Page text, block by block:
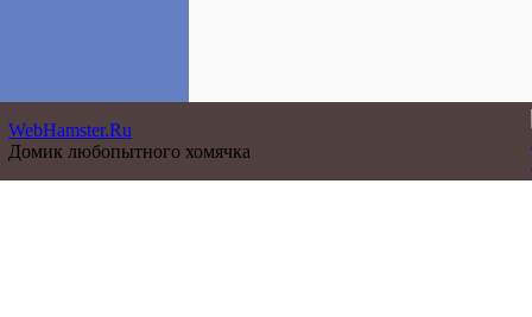
WebHamster.Ru
Домик любопытного хомячка